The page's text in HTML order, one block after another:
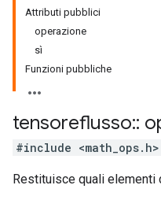
Attributi pubblici
operazione
sì
Funzioni pubbliche
tensoreflusso::
#include <math_ops.h>
Restituisce quali elementi